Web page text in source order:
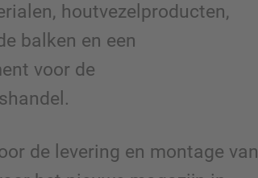
houtvezelproducten,
balken en een
voor de
de levering en montage van